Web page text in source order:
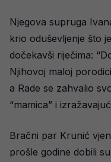
Njegova supruga
krio oduševljenje što
dočekavši riječima:
Njihovoj maloj
a Rade se zahvalio
“mamica” i
Bračni par Krunić
prošle godine dobili